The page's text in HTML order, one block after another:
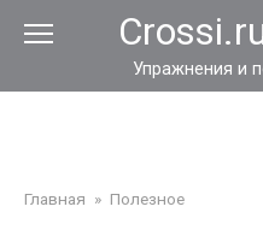
Упражнения и
Главная » Полезное